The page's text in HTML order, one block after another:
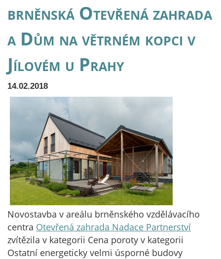
brněnská Otevřená zahrada
a Dům na větrném kopci v
Jílovém u Prahy
14.02.2018
Novostavba v areálu brněnského vzdělávacího
centra Otevřená zahrada Nadace Partnerství
zvítězila v kategorii Cena poroty v kategorii
Ostatní energeticky velmi úsporné budovy